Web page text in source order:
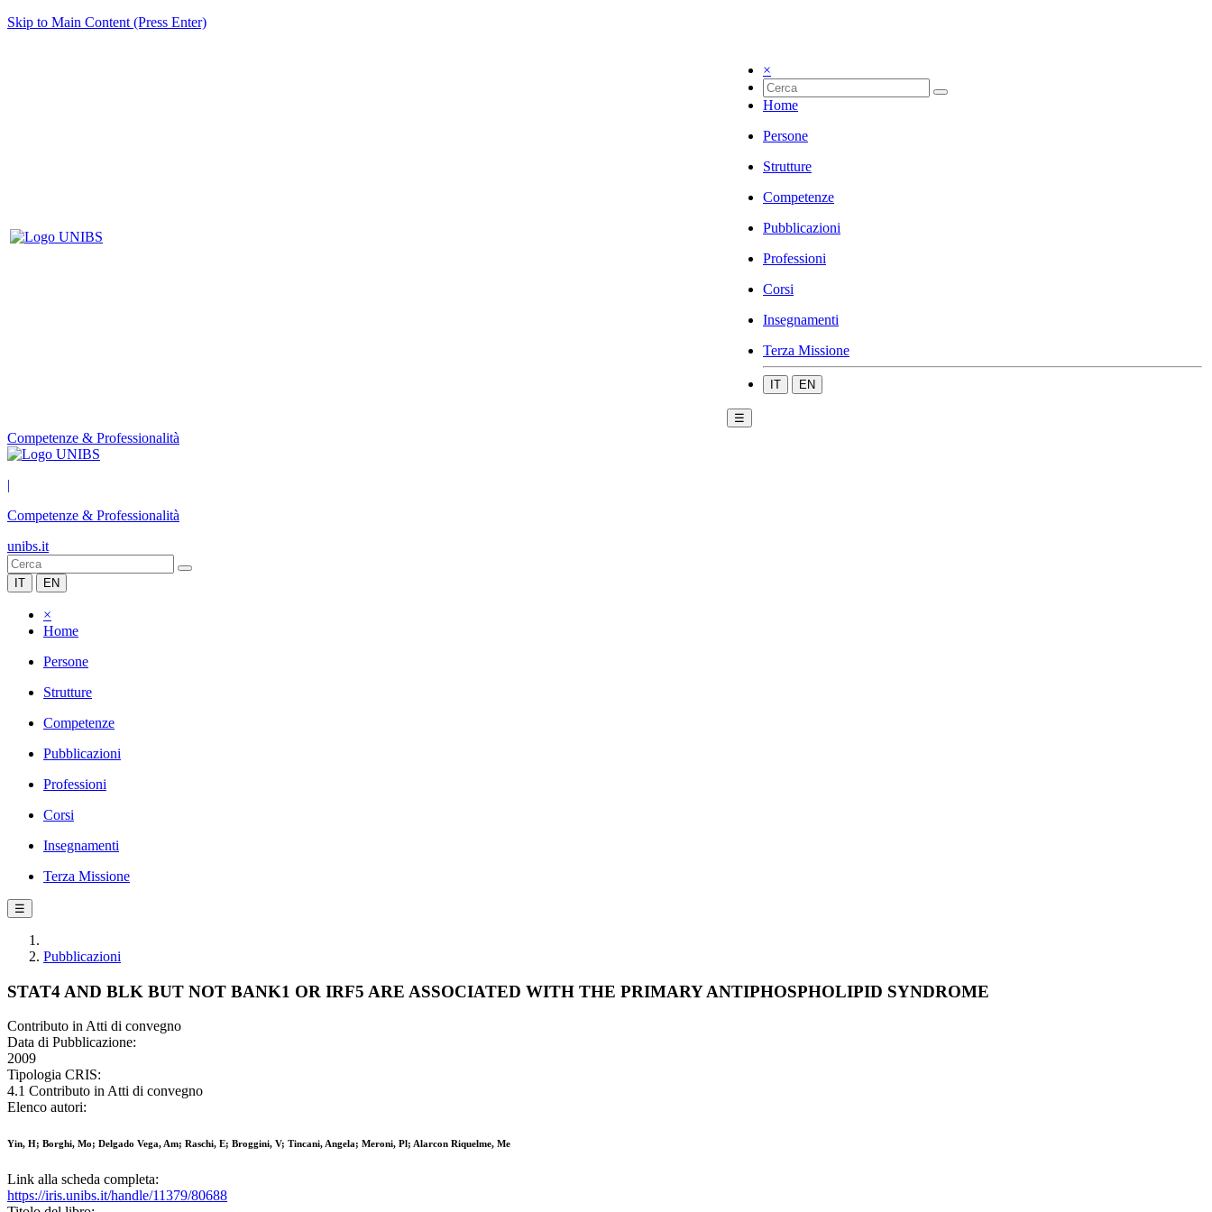
Skip to Main Content (Press Enter)
×
Home
Persone
Strutture
Competenze
Pubblicazioni
Professioni
Corsi
Insegnamenti
Terza Missione
IT EN
☰
Competenze & Professionalità
|
Competenze & Professionalità
unibs.it
IT EN
×
Home
Persone
Strutture
Competenze
Pubblicazioni
Professioni
Corsi
Insegnamenti
Terza Missione
☰
Pubblicazioni
STAT4 AND BLK BUT NOT BANK1 OR IRF5 ARE ASSOCIATED WITH THE PRIMARY ANTIPHOSPHOLIPID SYNDROME
Contributo in Atti di convegno
Data di Pubblicazione:
2009
Tipologia CRIS:
4.1 Contributo in Atti di convegno
Elenco autori:
Yin, H; Borghi, Mo; Delgado Vega, Am; Raschi, E; Broggini, V; Tincani, Angela; Meroni, Pl; Alarcon Riquelme, Me
Link alla scheda completa:
https://iris.unibs.it/handle/11379/80688